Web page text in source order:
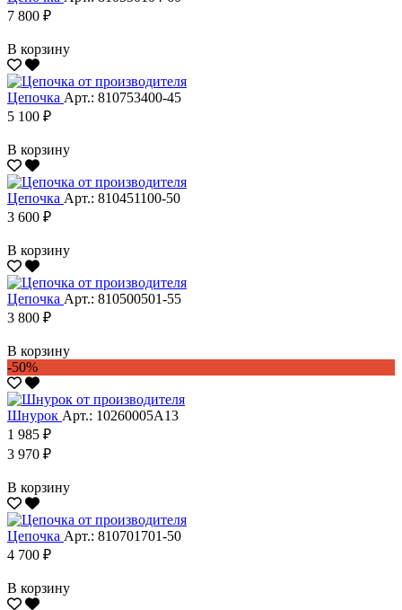
7 800 ₽
В корзину
Цепочка Арт.: 810753400-45
5 100 ₽
В корзину
Цепочка Арт.: 810451100-50
3 600 ₽
В корзину
Цепочка Арт.: 810500501-55
3 800 ₽
В корзину
-50%
Шнурок Арт.: 10260005А13
1 985 ₽
3 970 ₽
В корзину
Цепочка Арт.: 810701701-50
4 700 ₽
В корзину